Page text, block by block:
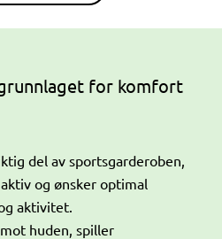
for komfort
del av sportsgarderoben,
og ønsker optimal
aktivitet.
huden, spiller